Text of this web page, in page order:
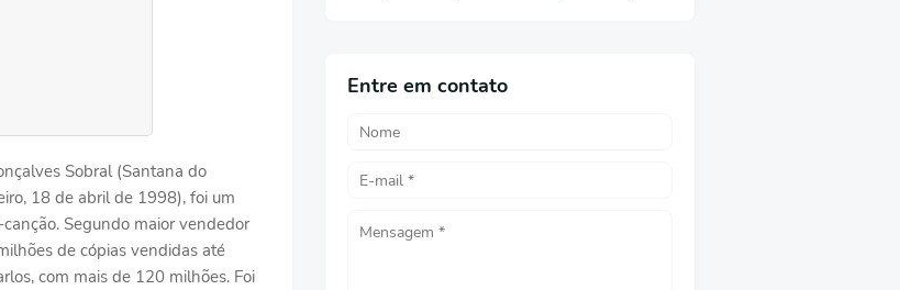
Sobral (Santana do
18 de abril de 1998), foi um
Segundo maior vendedor
de cópias vendidas até
com mais de 120 milhões. Foi
Entre em contato